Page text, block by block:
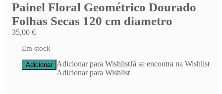
Painel Floral Geométrico Dourado
Folhas Secas 120 cm diametro
35,00 €
Em stock
Quantidade
de
Adicionar Adicionar para WishlistJá se encontra na Wishlist
Adicionar para Wishlist